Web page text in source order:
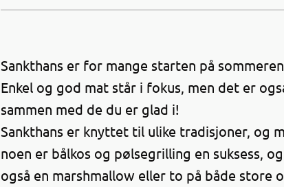
Sankthans er for mange starten på
Enkel og god mat står i fokus, men det er
sammen med de du er glad i!
Sankthans er knyttet til ulike tradisjoner, og
noen er bålkos og pølsegrilling en suksess,
også en marshmallow eller to på både store